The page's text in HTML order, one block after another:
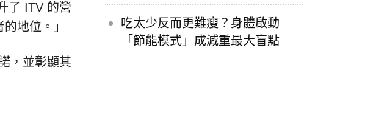
了 ITV 的營
地位。」
，並彰顯其
吃太少反而更難瘦？身體啟動
「節能模式」成減重最大盲點